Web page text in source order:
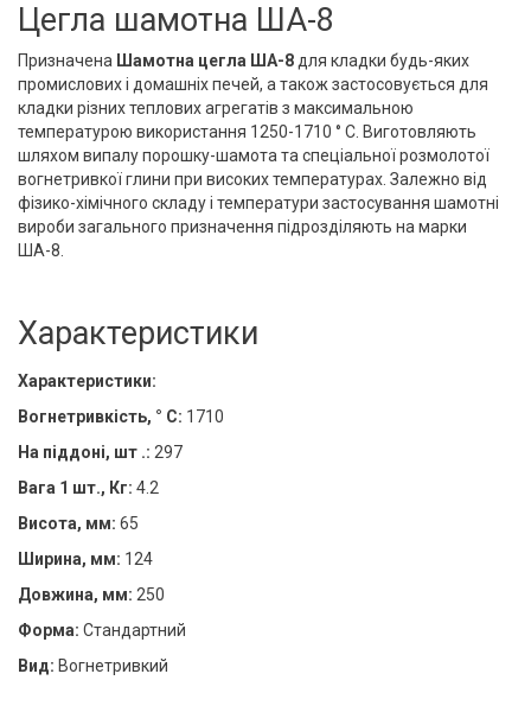
Цегла шамотна ША-8
Призначена Шамотна цегла ША-8 для кладки будь-яких
промислових і домашніх печей, а також застосовується для
кладки різних теплових агрегатів з максимальною
температурою використання 1250-1710 ° С. Виготовляють
шляхом випалу порошку-шамота та спеціальної розмолотої
вогнетривкої глини при високих температурах. Залежно від
фізико-хімічного складу і температури застосування шамотні
вироби загального призначення підрозділяють на марки
ША-8.
Характеристики
Характеристики:
Вогнетривкість, ° С: 1710
На піддоні, шт .: 297
Вага 1 шт., Кг: 4.2
Висота, мм: 65
Ширина, мм: 124
Довжина, мм: 250
Форма: Стандартний
Вид: Вогнетривкий